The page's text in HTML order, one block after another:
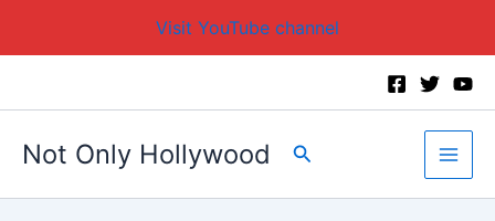
Visit YouTube channel
Not Only Hollywood Search